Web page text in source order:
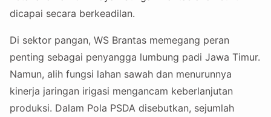
dicapai secara berkeadilan.
Di sektor pangan, WS Brantas memegang peran
penting sebagai penyangga lumbung padi Jawa Timur.
Namun, alih fungsi lahan sawah dan menurunnya
kinerja jaringan irigasi mengancam keberlanjutan
produksi. Dalam Pola PSDA disebutkan, sejumlah